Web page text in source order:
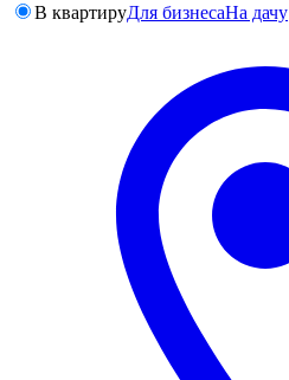
В квартируДля бизнесаНа дачу